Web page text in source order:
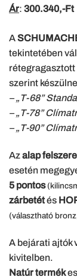
Ár: 300.340,-Ft
A
tekintetében
rétegragasztott
szerint
– „T-68”
– „T-78”
– „T-90”
Azalap
esetén
5 pontos
zárbetétés
(választható
A bejárati ajtók
kivitelben.
Natúr termék